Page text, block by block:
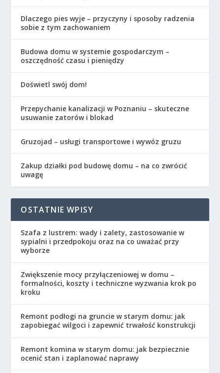
Dlaczego pies wyje – przyczyny i sposoby radzenia
sobie z tym zachowaniem
Budowa domu w systemie gospodarczym –
oszczędność czasu i pieniędzy
Doświetl swój dom!
Przepychanie kanalizacji w Poznaniu – skuteczne
usuwanie zatorów i blokad
Gruzojad – usługi transportowe i wywóz gruzu
Zakup działki pod budowę domu – na co zwrócić
uwagę
OSTATNIE WPISY
Szafa z lustrem: wady i zalety, zastosowanie w
sypialni i przedpokoju oraz na co uważać przy
wyborze
Zwiększenie mocy przyłączeniowej w domu –
formalności, koszty i techniczne wyzwania krok po
kroku
Remont podłogi na gruncie w starym domu: jak
zapobiegać wilgoci i zapewnić trwałość konstrukcji
Remont komina w starym domu: jak bezpiecznie
ocenić stan i zaplanować naprawy